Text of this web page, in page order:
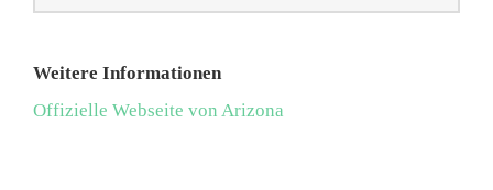
Weitere Informationen
Offizielle Webseite von Arizona